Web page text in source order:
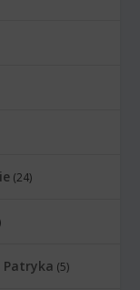
(24)
Patryka (5)